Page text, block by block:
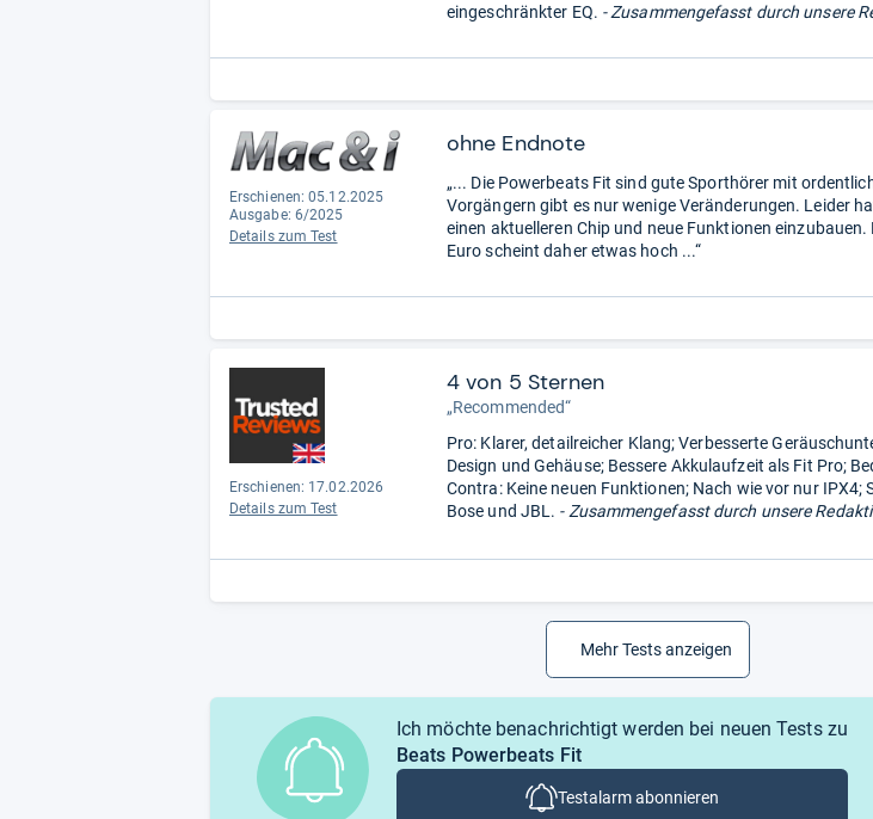
eingeschränkter EQ. - Zusammengefasst durch unsere
Erschienen: 05.12.2025
Ausgabe: 6/2025
Details zum Test
ohne Endnote
„... Die Powerbeats Fit sind gute Sporthörer mit
Vorgängern gibt es nur wenige Veränderungen. Leider
einen aktuelleren Chip und neue Funktionen einzubauen.
Euro scheint daher etwas hoch ...“
Erschienen: 17.02.2026
Details zum Test
4 von 5 Sternen
„Recommended“
Pro: Klarer, detailreicher Klang; Verbesserte
Design und Gehäuse; Bessere Akkulaufzeit als Fit Pro;
Contra: Keine neuen Funktionen; Nach wie vor nur IPX4;
Bose und JBL. - Zusammengefasst durch unsere
Mehr Tests anzeigen
Ich möchte benachrichtigt werden bei neuen Tests zu
Beats Powerbeats Fit
Testalarm abonnieren